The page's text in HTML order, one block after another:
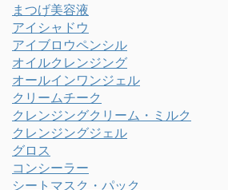
まつげ美容液
アイシャドウ
アイブロウペンシル
オイルクレンジング
オールインワンジェル
クリームチーク
クレンジングクリーム・ミルク
クレンジングジェル
グロス
コンシーラー
シートマスク・パック